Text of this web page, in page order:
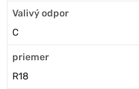
Valivý odpor
C
priemer
R18